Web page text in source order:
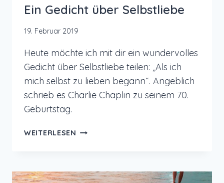
Ein Gedicht über Selbstliebe
19. Februar 2019
Heute möchte ich mit dir ein wundervolles
Gedicht über Selbstliebe teilen: „Als ich
mich selbst zu lieben begann“. Angeblich
schrieb es Charlie Chaplin zu seinem 70.
Geburtstag.
WEITERLESEN EIN